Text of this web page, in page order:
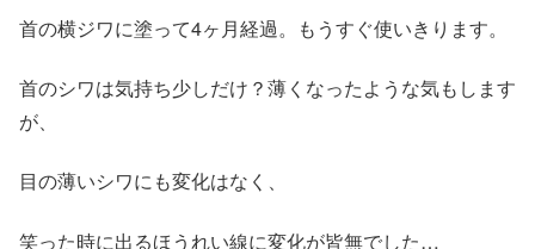
首の横ジワに塗って4ヶ月経過。もうすぐ使いきります。
首のシワは気持ち少しだけ？薄くなったような気もします
が、
目の薄いシワにも変化はなく、
笑った時に出るほうれい線に変化が皆無でした…